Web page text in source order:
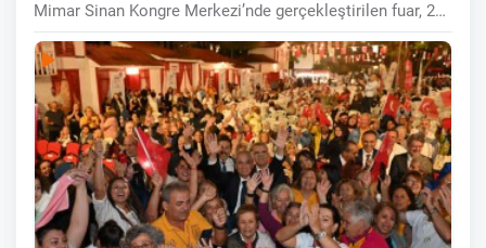
Mimar Sinan Kongre Merkezi’nde gerçekleştirilen fuar, 27
Mart - 5